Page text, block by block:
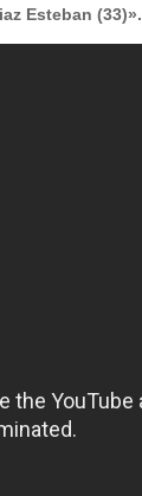
Esteban (33)».